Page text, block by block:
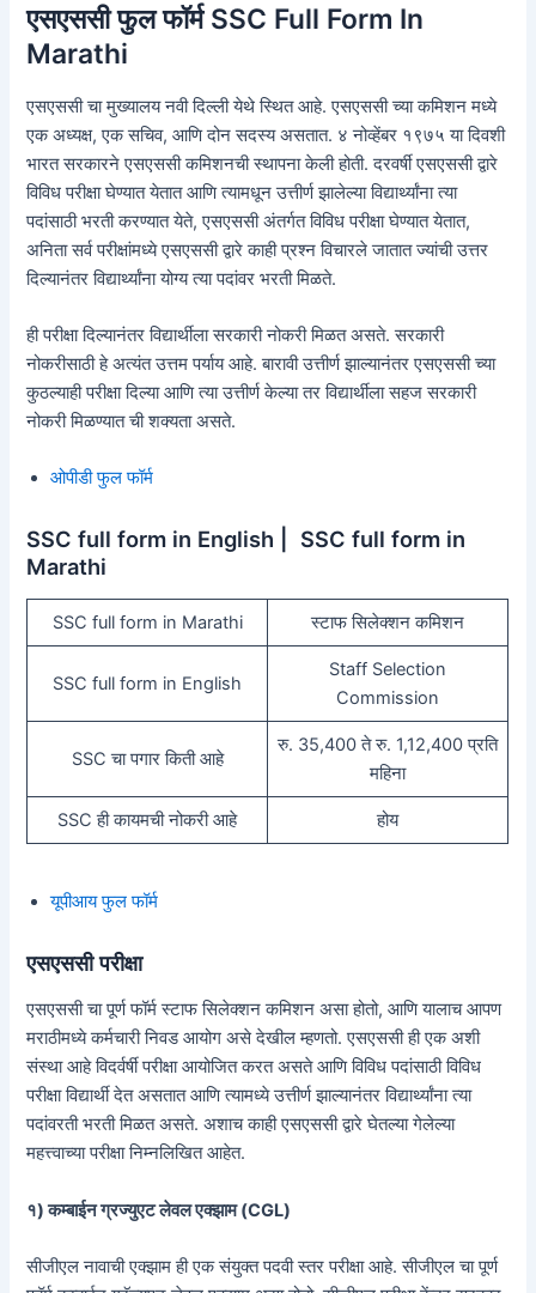
एसएससी फुल फॉर्म SSC Full Form In
Marathi
एसएससी चा मुख्यालय नवी दिल्ली येथे स्थित आहे. एसएससी च्या कमिशन मध्ये
एक अध्यक्ष, एक सचिव, आणि दोन सदस्य असतात. ४ नोव्हेंबर १९७५ या दिवशी
भारत सरकारने एसएससी कमिशनची स्थापना केली होती. दरवर्षी एसएससी द्वारे
विविध परीक्षा घेण्यात येतात आणि त्यामधून उत्तीर्ण झालेल्या विद्यार्थ्यांना त्या
पदांसाठी भरती करण्यात येते, एसएससी अंतर्गत विविध परीक्षा घेण्यात येतात,
अनिता सर्व परीक्षांमध्ये एसएससी द्वारे काही प्रश्न विचारले जातात ज्यांची उत्तर
दिल्यानंतर विद्यार्थ्यांना योग्य त्या पदांवर भरती मिळते.
ही परीक्षा दिल्यानंतर विद्यार्थीला सरकारी नोकरी मिळत असते. सरकारी
नोकरीसाठी हे अत्यंत उत्तम पर्याय आहे. बारावी उत्तीर्ण झाल्यानंतर एसएससी च्या
कुठल्याही परीक्षा दिल्या आणि त्या उत्तीर्ण केल्या तर विद्यार्थीला सहज सरकारी
नोकरी मिळण्यात ची शक्यता असते.
ओपीडी फुल फॉर्म
SSC full form in English | SSC full form in
Marathi
SSC full form in Marathi स्टाफ सिलेक्शन कमिशन
SSC full form in English
Staff Selection
Commission
SSC चा पगार किती आहे
रु. 35,400 ते रु. 1,12,400 प्रति
महिना
SSC ही कायमची नोकरी आहे होय
यूपीआय फुल फॉर्म
एसएससी परीक्षा
एसएससी चा पूर्ण फॉर्म स्टाफ सिलेक्शन कमिशन असा होतो, आणि यालाच आपण
मराठीमध्ये कर्मचारी निवड आयोग असे देखील म्हणतो. एसएससी ही एक अशी
संस्था आहे विदर्वर्षी परीक्षा आयोजित करत असते आणि विविध पदांसाठी विविध
परीक्षा विद्यार्थी देत असतात आणि त्यामध्ये उत्तीर्ण झाल्यानंतर विद्यार्थ्यांना त्या
पदांवरती भरती मिळत असते. अशाच काही एसएससी द्वारे घेतल्या गेलेल्या
महत्त्वाच्या परीक्षा निम्नलिखित आहेत.
१) कम्बाईन ग्रज्युएट लेवल एक्झाम (CGL)
सीजीएल नावाची एक्झाम ही एक संयुक्त पदवी स्तर परीक्षा आहे. सीजीएल चा पूर्ण